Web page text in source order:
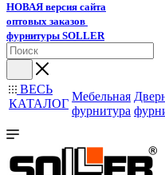
НОВАЯ версия сайта
оптовых заказов
фурнитуры SOLLER
ВЕСЬ
КАТАЛОГ
Мебельная
фурнитура